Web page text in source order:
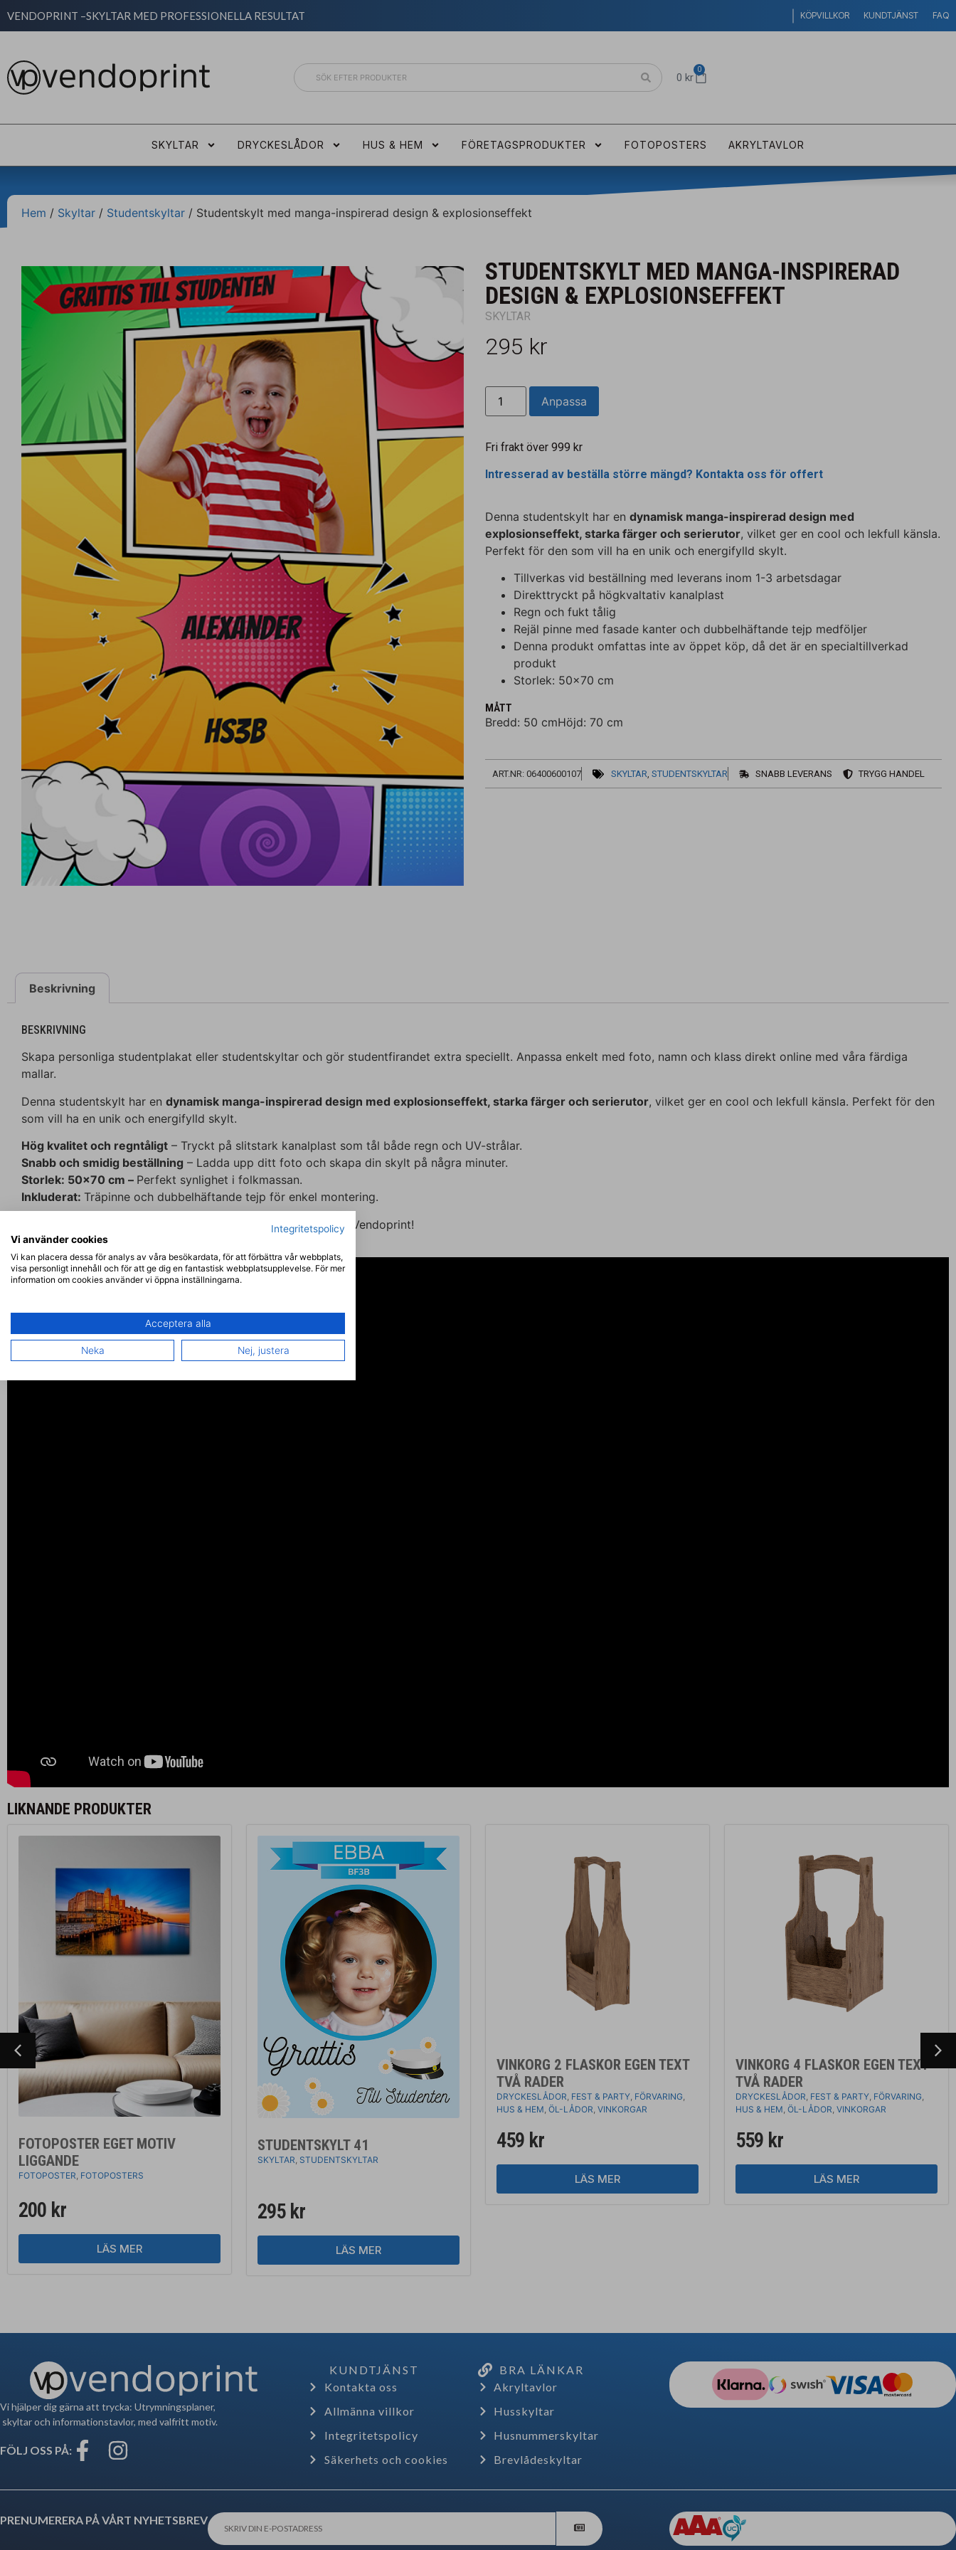
VENDOPRINT –SKYLTAR MED PROFESSIONELLA RESULTAT KÖPVILLKOR KUNDTJÄNST FAQ
0 kr
0
SKYLTAR DRYCKESLÅDOR HUS & HEM FÖRETAGSPRODUKTER FOTOPOSTERS AKRYLTAVLOR
Hem / Skyltar / Studentskyltar / Studentskylt med manga-inspirerad design & explosionseffekt
STUDENTSKYLT MED MANGA-INSPIRERAD
DESIGN & EXPLOSIONSEFFEKT
SKYLTAR
295 kr
Anpassa
Fri frakt över 999 kr
Intresserad av beställa större mängd? Kontakta oss för offert
Denna studentskylt har en dynamisk manga-inspirerad design med
explosionseffekt, starka färger och serierutor, vilket ger en cool och lekfull känsla.
Perfekt för den som vill ha en unik och energifylld skylt.
Tillverkas vid beställning med leverans inom 1-3 arbetsdagar
Direkttryckt på högkvaltativ kanalplast
Regn och fukt tålig
Rejäl pinne med fasade kanter och dubbelhäftande tejp medföljer
Denna produkt omfattas inte av öppet köp, då det är en specialtillverkad
produkt
Storlek: 50×70 cm
MÅTT
Bredd: 50 cmHöjd: 70 cm
ART.NR: 06400600107 SKYLTAR, STUDENTSKYLTAR SNABB LEVERANS TRYGG HANDEL
Beskrivning
BESKRIVNING
Skapa personliga studentplakat eller studentskyltar och gör studentfirandet extra speciellt. Anpassa enkelt med foto, namn och klass direkt online med våra färdiga
mallar.
Denna studentskylt har en dynamisk manga-inspirerad design med explosionseffekt, starka färger och serierutor, vilket ger en cool och lekfull känsla. Perfekt för den
som vill ha en unik och energifylld skylt.
Hög kvalitet och regntåligt – Tryckt på slitstark kanalplast som tål både regn och UV-strålar.
Snabb och smidig beställning – Ladda upp ditt foto och skapa din skylt på några minuter.
Storlek: 50×70 cm – Perfekt synlighet i folkmassan.
Inkluderat: Träpinne och dubbelhäftande tejp för enkel montering.
– Beställ din studentskylt idag hos Vendoprint!
LIKNANDE PRODUKTER
FOTOPOSTER EGET MOTIV
LIGGANDE
FOTOPOSTER, FOTOPOSTERS
200 kr
LÄS MER
STUDENTSKYLT 41
SKYLTAR, STUDENTSKYLTAR
295 kr
LÄS MER
VINKORG 2 FLASKOR EGEN TEXT
TVÅ RADER
DRYCKESLÅDOR FEST & PARTY FÖRVARING
HUS & HEM ÖL-LÅDOR VINKORGAR
459 kr
LÄS MER
VINKORG 4 FLASKOR EGEN TEXT
TVÅ RADER
DRYCKESLÅDOR FEST & PARTY FÖRVARING
HUS & HEM ÖL-LÅDOR VINKORGAR
559 kr
LÄS MER
Vi hjälper dig gärna att trycka: Utrymningsplaner,
skyltar och informationstavlor, med valfritt motiv.
FÖLJ OSS PÅ:
KUNDTJÄNST
Kontakta oss
Allmänna villkor
Integritetspolicy
Säkerhets och cookies
BRA LÄNKAR
Akryltavlor
Husskyltar
Husnummerskyltar
Brevlådeskyltar
PRENUMERERA PÅ VÅRT NYHETSBREV
Integritetspolicy
Vi använder cookies
Vi kan placera dessa för analys av våra besökardata, för att förbättra vår webbplats,
visa personligt innehåll och för att ge dig en fantastisk webbplatsupplevelse. För mer
information om cookies använder vi öppna inställningarna.
Acceptera alla
Neka Nej, justera